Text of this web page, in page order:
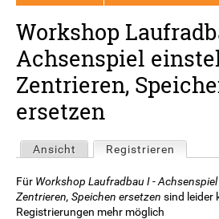
to
top
Workshop
Achsenspiel
Zentrieren,
ersetzen
Haupt-
Reiter
Ansicht Registrieren
Für Workshop Laufradbau I -
Zentrieren, Speichen ersetzen sind leider
Registrierungen mehr möglich